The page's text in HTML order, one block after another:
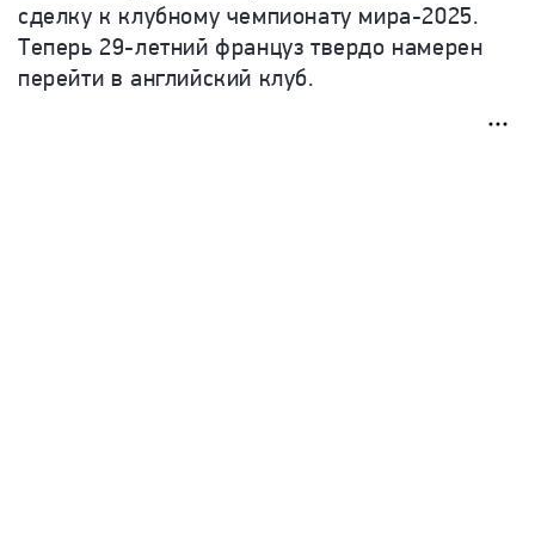
сделку к клубному чемпионату мира-2025.
Теперь 29-летний француз твердо намерен
перейти в английский клуб.